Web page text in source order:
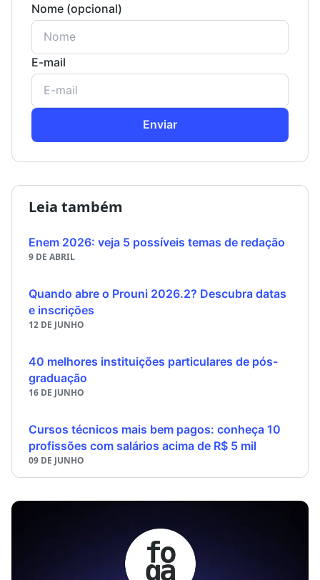
Nome (opcional)
E-mail
Enviar
Leia também
Enem 2026: veja 5 possíveis temas de redação
9 DE ABRIL
Quando abre o Prouni 2026.2? Descubra datas
e inscrições
12 DE JUNHO
40 melhores instituições particulares de pós-
graduação
16 DE JUNHO
Cursos técnicos mais bem pagos: conheça 10
profissões com salários acima de R$ 5 mil
09 DE JUNHO